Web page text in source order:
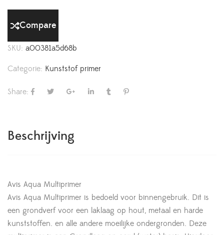
Compare
SKU: a00381a5d68b
Categorie: Kunststof primer
Share:
Beschrijving
Avis Aqua Multiprimer
Avis Aqua Multiprimer is bedoeld voor binnengebruik. Dit is
een grondverf voor een laklaag op hout, metaal en harde
kunststoffen. en alle andere moeilijke ondergronden. Deze